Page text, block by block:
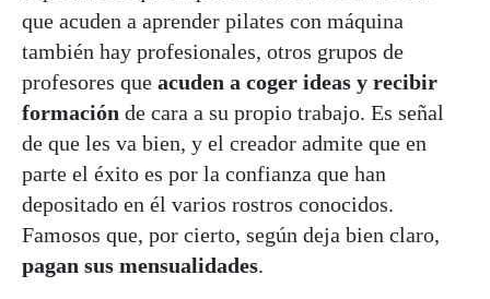
que acuden a aprender pilates con máquina
también hay profesionales, otros grupos de
profesores que acuden a coger ideas y recibir
formación de cara a su propio trabajo. Es señal
de que les va bien, y el creador admite que en
parte el éxito es por la confianza que han
depositado en él varios rostros conocidos.
Famosos que, por cierto, según deja bien claro,
pagan sus mensualidades.